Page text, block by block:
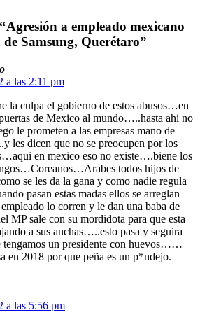
a empleado mexicano
Samsung, Querétaro”
a las 2:11 pm
la culpa el gobierno de estos abusos…en
de Mexico al mundo…..hasta ahi no
le prometen a las empresas mano de
les dicen que no se preocupen por los
en mexico eso no existe….biene los
todos hijos de
se les da la gana y como nadie regula
pasan estas madas ellos se arreglan
lo corren y le dan una baba de
MP sale con su mordidota para que esta
a sus anchas…..esto pasa y seguira
tengamos un presidente con huevos……
en 2018 por que peña es un p*ndejo.
a las 5:56 pm